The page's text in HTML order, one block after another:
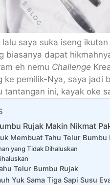
saya suka iseng
biasanya dapat
eh nemu Challenge
ke pemilik-Nya, saya jadi
tantangan ini, kayak oke
Rujak Makin Nikmat
Membuat Tahu Telur Bumbu
yang Tidak Dihaluskan
Telur Bumbu Rujak
Yuk Sama Tiga Sapi Susu